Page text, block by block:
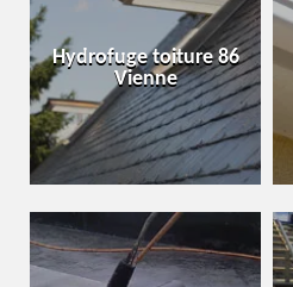
Hydrofuge toiture 86
Vienne